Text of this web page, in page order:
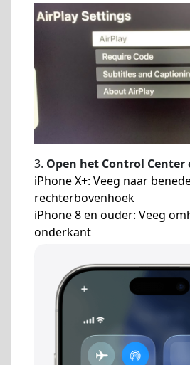
3. Open het Control Center
iPhone X+: Veeg naar
rechterbovenhoek
iPhone 8 en ouder: Veeg
onderkant